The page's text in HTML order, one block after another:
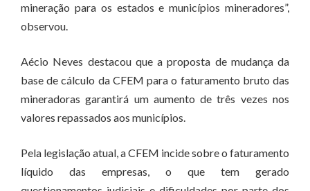
mineração para os estados e municípios mineradores”,
observou.
Aécio Neves destacou que a proposta de mudança da
base de cálculo da CFEM para o faturamento bruto das
mineradoras garantirá um aumento de três vezes nos
valores repassados aos municípios.
Pela legislação atual, a CFEM incide sobre o faturamento
líquido das empresas, o que tem gerado